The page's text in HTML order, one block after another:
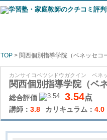
TOP > 関西個別指導学院（ベネッセコ
カンサイコベツシドウガクイン ベネ
関西個別指導学院（ベ
総合評価 3.54点
講師： 3.8 カリキュラム： 4.0